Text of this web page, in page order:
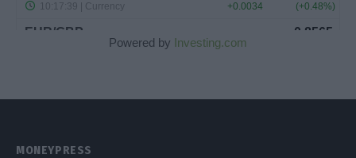
Powered by Investing.com
MONEYPRESS